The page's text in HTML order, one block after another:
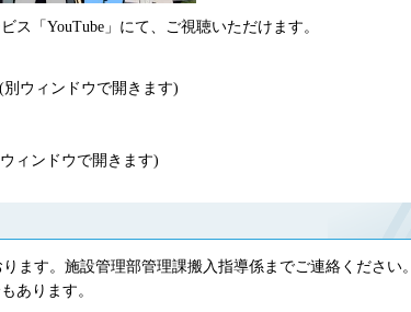
「YouTube」にて、ご視聴いただけます。
(別ウィンドウで開きます)
ィンドウで開きます)
ます。施設管理部管理課搬入指導係までご連絡ください。
あります。